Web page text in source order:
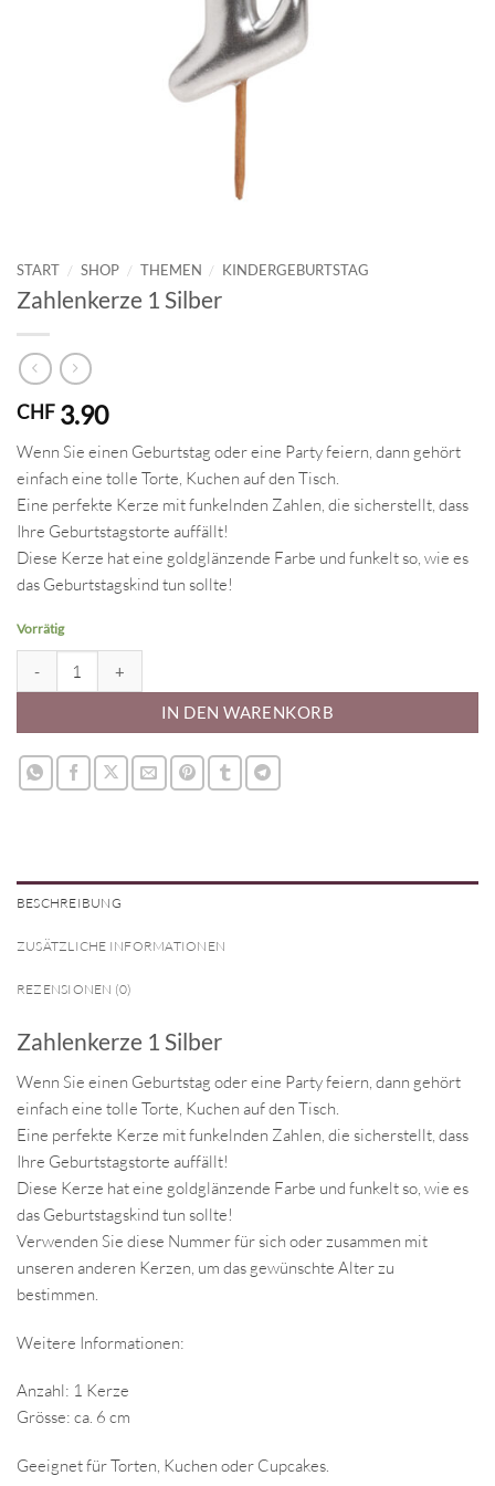
START / SHOP / THEMEN / KINDERGEBURTSTAG
Zahlenkerze 1 Silber
CHF 3.90
Wenn Sie einen Geburtstag oder eine Party feiern, dann gehört
einfach eine tolle Torte, Kuchen auf den Tisch.
Eine perfekte Kerze mit funkelnden Zahlen, die sicherstellt, dass
Ihre Geburtstagstorte auffällt!
Diese Kerze hat eine goldglänzende Farbe und funkelt so, wie es
das Geburtstagskind tun sollte!
Vorrätig
IN DEN WARENKORB
BESCHREIBUNG
ZUSÄTZLICHE INFORMATIONEN
REZENSIONEN (0)
Zahlenkerze 1 Silber
Wenn Sie einen Geburtstag oder eine Party feiern, dann gehört
einfach eine tolle Torte, Kuchen auf den Tisch.
Eine perfekte Kerze mit funkelnden Zahlen, die sicherstellt, dass
Ihre Geburtstagstorte auffällt!
Diese Kerze hat eine goldglänzende Farbe und funkelt so, wie es
das Geburtstagskind tun sollte!
Verwenden Sie diese Nummer für sich oder zusammen mit
unseren anderen Kerzen, um das gewünschte Alter zu
bestimmen.
Weitere Informationen:
Anzahl: 1 Kerze
Grösse: ca. 6 cm
Geeignet für Torten, Kuchen oder Cupcakes.